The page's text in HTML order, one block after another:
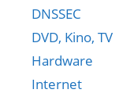
DNSSEC
DVD, Kino, TV
Hardware
Internet